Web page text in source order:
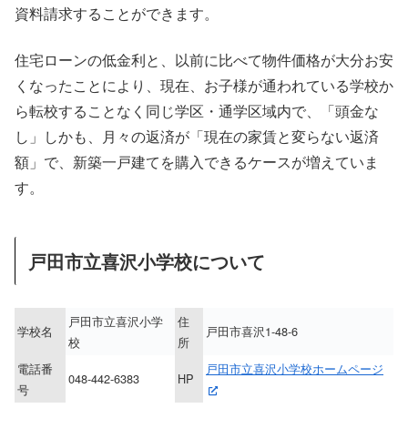
資料請求することができます。
住宅ローンの低金利と、以前に比べて物件価格が大分お安
くなったことにより、現在、お子様が通われている学校か
ら転校することなく同じ学区・通学区域内で、「頭金な
し」しかも、月々の返済が「現在の家賃と変らない返済
額」で、新築一戸建てを購入できるケースが増えていま
す。
戸田市立喜沢小学校について
学校名
戸田市立喜沢小学
校
住
所
戸田市喜沢1-48-6
電話番
号
048-442-6383 HP
戸田市立喜沢小学校ホームページ